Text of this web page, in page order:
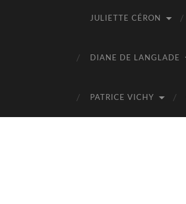
JULIETTE CÉRON
DIANE DE LANGLADE
PATRICE VICHY